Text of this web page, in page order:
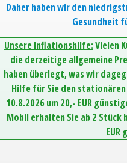
Daher haben wir den
Gesundheit
Unsere Inflationshilfe:Vielen
die derzeitige allgemeine
haben überlegt, was wir
Hilfe für Sie den stationären
10.8.2026 um 20,- EUR
Mobil erhalten Sie ab 2 Stück
EUR